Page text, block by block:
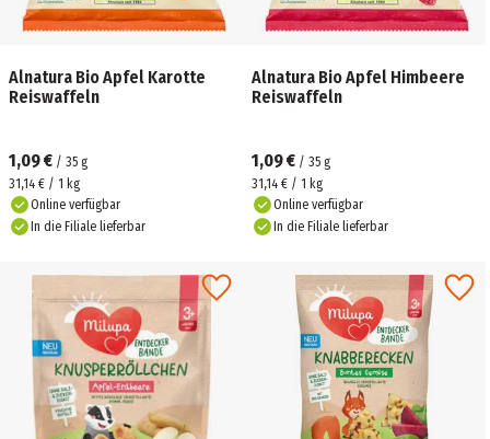
Alnatura Bio Apfel Karotte
Reiswaffeln
1,09 € / 35 g
31,14 € / 1 kg
Online verfügbar
In die Filiale lieferbar
Alnatura Bio Apfel Himbeere
Reiswaffeln
1,09 € / 35 g
31,14 € / 1 kg
Online verfügbar
In die Filiale lieferbar